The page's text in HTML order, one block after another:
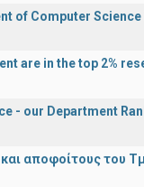
of Computer
are in the top 2%
- our Department
και αποφοίτους του